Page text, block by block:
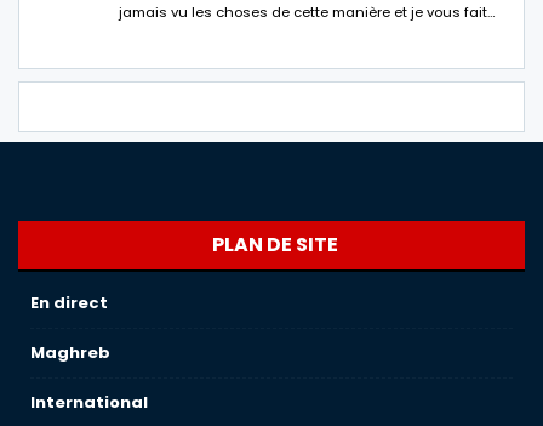
jamais vu les choses de cette manière et je vous fait…
PLAN DE SITE
En direct
Maghreb
International